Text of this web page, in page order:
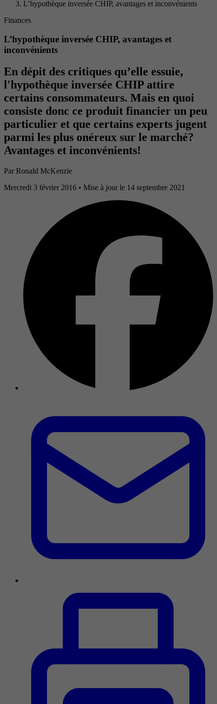
L’hypothèque inversée CHIP, avantages et inconvénients
Finances
L’hypothèque inversée CHIP, avantages et
inconvénients
En dépit des critiques qu’elle essuie,
l'hypothèque inversée CHIP attire
certains consommateurs. Mais en quoi
consiste donc ce produit financier un peu
particulier et que certains experts jugent
parmi les plus onéreux sur le marché?
Avantages et inconvénients!
Par Ronald McKenzie
Mercredi 3 février 2016 • Mise à jour le 14 septembre 2021